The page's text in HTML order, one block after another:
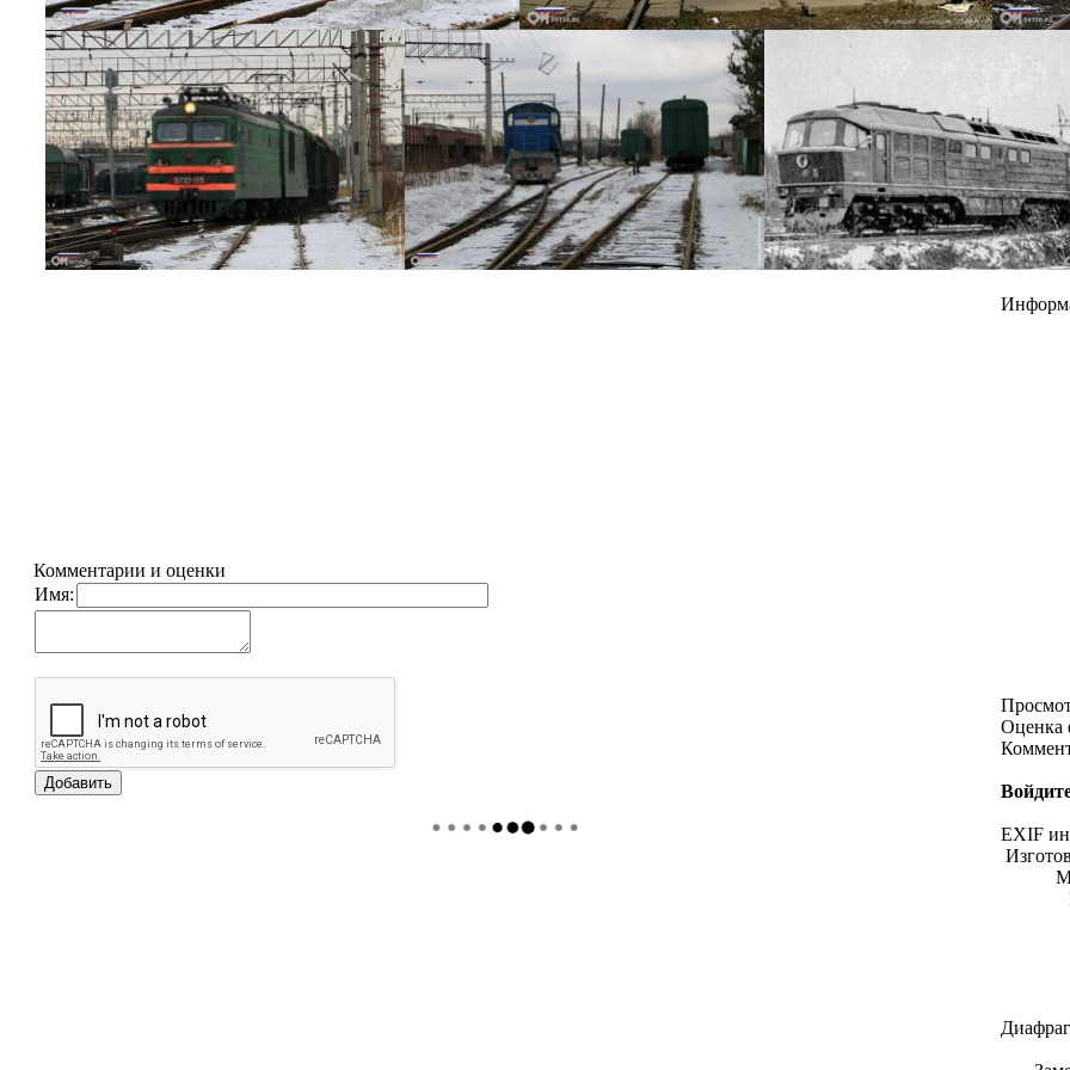
Комментарии и оценки
Имя:
Оценка
EXIF